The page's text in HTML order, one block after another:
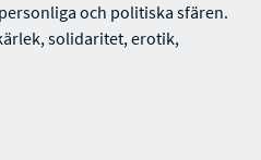
och politiska sfären.
solidaritet, erotik,